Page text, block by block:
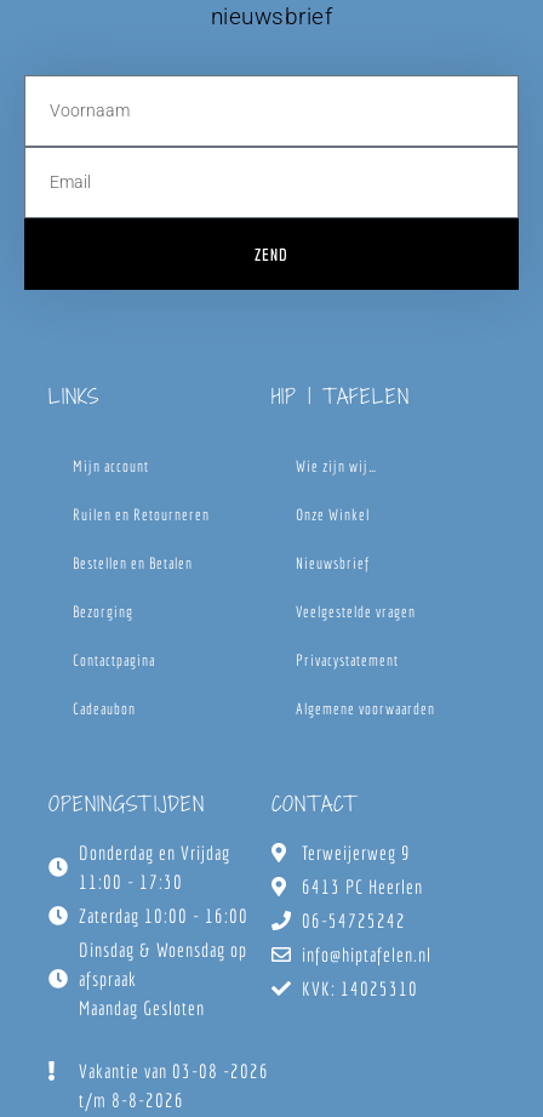
nieuwsbrief
ZEND
LINKS
Mijn account
Ruilen en Retourneren
Bestellen en Betalen
Bezorging
Contactpagina
Cadeaubon
HIP | TAFELEN
Wie zijn wij…
Onze Winkel
Nieuwsbrief
Veelgestelde vragen
Privacystatement
Algemene voorwaarden
OPENINGSTIJDEN
Donderdag en Vrijdag
11:00 - 17:30
Zaterdag 10:00 - 16:00
Dinsdag & Woensdag op
afspraak
Maandag Gesloten
Vakantie van 03-08 -2026
t/m 8-8-2026
CONTACT
Terweijerweg 9
6413 PC Heerlen
06-54725242
info@hiptafelen.nl
KVK: 14025310